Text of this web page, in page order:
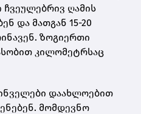
ღამის
და მათგან 15-20
ზოგიერთი
კილომეტრსაც
დაახლოებით
მომდევნო